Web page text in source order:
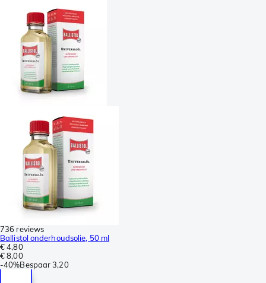
736 reviews
Ballistol onderhoudsolie, 50 ml
€ 4,80
€ 8,00
-40%Bespaar 3,20